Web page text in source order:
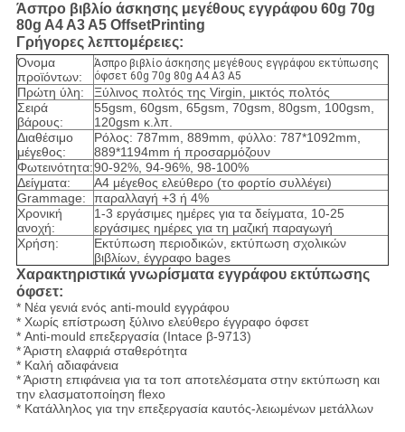
Άσπρο βιβλίο άσκησης μεγέθους εγγράφου 60g 70g
80g A4 A3 A5 OffsetPrinting
Γρήγορες λεπτομέρειες:
Όνομα
προϊόντων:
Άσπρο βιβλίο άσκησης μεγέθους εγγράφου εκτύπωσης
όφσετ 60g 70g 80g A4 A3 A5
Πρώτη ύλη:
Ξύλινος πολτός της Virgin, μικτός πολτός
Σειρά
βάρους:
55gsm, 60gsm, 65gsm, 70gsm, 80gsm, 100gsm,
120gsm κ.λπ.
Διαθέσιμο
μέγεθος:
Ρόλος: 787mm, 889mm, φύλλο: 787*1092mm,
889*1194mm ή προσαρμόζουν
Φωτεινότητα:90-92%, 94-96%, 98-100%
Δείγματα:
A4 μέγεθος ελεύθερο (το φορτίο συλλέγει)
Grammage:
παραλλαγή +3 ή 4%
Χρονική
ανοχή:
1-3 εργάσιμες ημέρες για τα δείγματα, 10-25
εργάσιμες ημέρες για τη μαζική παραγωγή
Χρήση:
Εκτύπωση περιοδικών, εκτύπωση σχολικών
βιβλίων, έγγραφο bages
Χαρακτηριστικά γνωρίσματα εγγράφου εκτύπωσης
όφσετ:
* Νέα γενιά ενός anti-mould εγγράφου
* Χωρίς επίστρωση ξύλινο ελεύθερο έγγραφο όφσετ
* Anti-mould επεξεργασία (Intace β-9713)
* Άριστη ελαφριά σταθερότητα
* Καλή αδιαφάνεια
* Άριστη επιφάνεια για τα τοπ αποτελέσματα στην εκτύπωση και
την ελασματοποίηση flexo
* Κατάλληλος για την επεξεργασία καυτός-λειωμένων μετάλλων